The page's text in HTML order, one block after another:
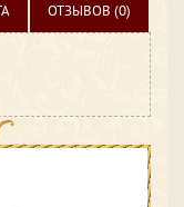
ОТЗЫВОВ (0)